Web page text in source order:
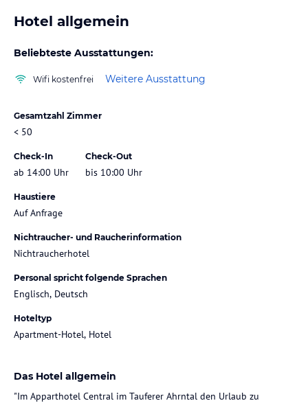
Hotel allgemein
Beliebteste Ausstattungen:
Wifi kostenfrei Weitere Ausstattung
Gesamtzahl Zimmer
< 50
Check-In
ab 14:00 Uhr
Check-Out
bis 10:00 Uhr
Haustiere
Auf Anfrage
Nichtraucher- und Raucherinformation
Nichtraucherhotel
Personal spricht folgende Sprachen
Englisch, Deutsch
Hoteltyp
Apartment-Hotel, Hotel
Das Hotel allgemein
"Im Apparthotel Central im Tauferer Ahrntal den Urlaub zu